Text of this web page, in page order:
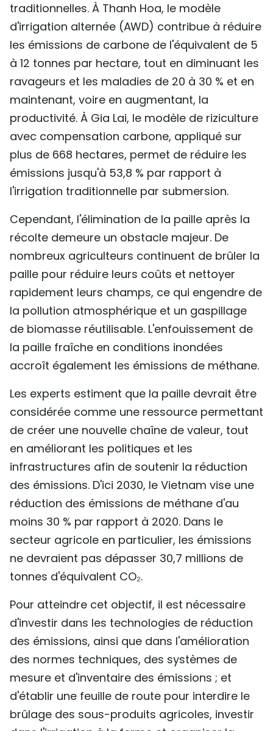
traditionnelles. À Thanh Hoa, le modèle
d'irrigation alternée (AWD) contribue à réduire
les émissions de carbone de l'équivalent de 5
à 12 tonnes par hectare, tout en diminuant les
ravageurs et les maladies de 20 à 30 % et en
maintenant, voire en augmentant, la
productivité. À Gia Lai, le modèle de riziculture
avec compensation carbone, appliqué sur
plus de 668 hectares, permet de réduire les
émissions jusqu'à 53,8 % par rapport à
l'irrigation traditionnelle par submersion.
Cependant, l'élimination de la paille après la
récolte demeure un obstacle majeur. De
nombreux agriculteurs continuent de brûler la
paille pour réduire leurs coûts et nettoyer
rapidement leurs champs, ce qui engendre de
la pollution atmosphérique et un gaspillage
de biomasse réutilisable. L'enfouissement de
la paille fraîche en conditions inondées
accroît également les émissions de méthane.
Les experts estiment que la paille devrait être
considérée comme une ressource permettant
de créer une nouvelle chaîne de valeur, tout
en améliorant les politiques et les
infrastructures afin de soutenir la réduction
des émissions. D'ici 2030, le Vietnam vise une
réduction des émissions de méthane d'au
moins 30 % par rapport à 2020. Dans le
secteur agricole en particulier, les émissions
ne devraient pas dépasser 30,7 millions de
tonnes d'équivalent CO₂.
Pour atteindre cet objectif, il est nécessaire
d'investir dans les technologies de réduction
des émissions, ainsi que dans l'amélioration
des normes techniques, des systèmes de
mesure et d'inventaire des émissions ; et
d'établir une feuille de route pour interdire le
brûlage des sous-produits agricoles, investir